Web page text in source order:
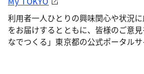
利用者一人ひとりの興味関心や状況
をお届けするとともに、皆様のご意
なでつくる」東京都の公式ポータルサ